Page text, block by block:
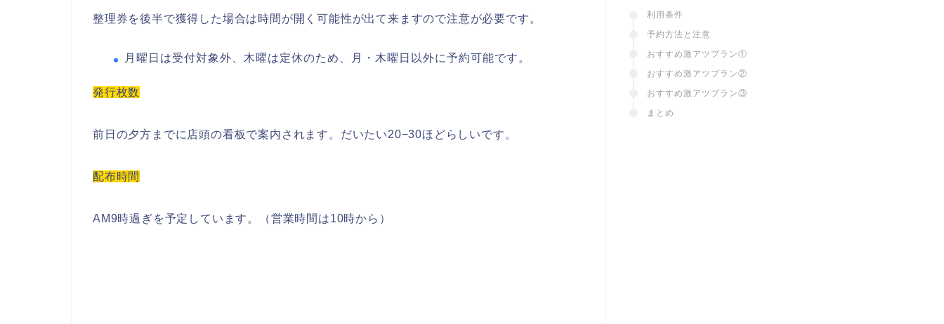
整理券を後半で獲得した場合は時間が開く可能性が出て来ますので注意が必要です。
月曜日は受付対象外、木曜は定休のため、月・木曜日以外に予約可能です。
発行枚数
前日の夕方までに店頭の看板で案内されます。だいたい20−30ほどらしいです。
配布時間
AM9時過ぎを予定しています。（営業時間は10時から）
利用条件
予約方法と注意
おすすめ激アツプラン①
おすすめ激アツプラン②
おすすめ激アツプラン③
まとめ